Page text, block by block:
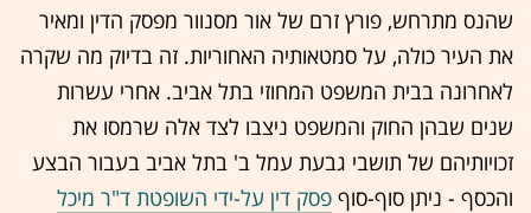
שהנס מתרחש, פורץ זרם של אור מסנוור מפסק הדין ומאיר
את העיר כולה, על סמטאותיה האחוריות. זה בדיוק מה שקרה
לאחרונה בבית המשפט המחוזי בתל אביב. אחרי עשרות
שנים שבהן החוק והמשפט ניצבו לצד אלה שרמסו את
זכויותיהם של תושבי גבעת עמל ב' בתל אביב בעבור הבצע
והכסף - ניתן סוף-סוף פסק דין על-ידי השופטת ד"ר מיכל